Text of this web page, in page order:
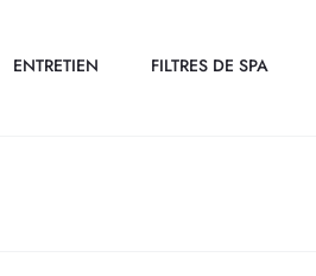
ENTRETIEN FILTRES DE SPA